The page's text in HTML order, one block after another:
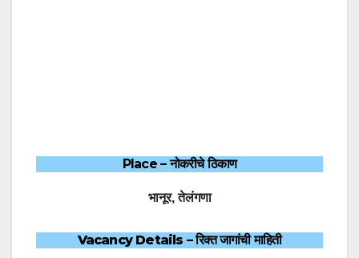
Place –नोकरीचे ठिकाण
भानूर, तेलंगणा
Vacancy Details – रिक्त जागांची माहिती